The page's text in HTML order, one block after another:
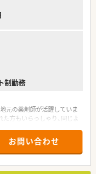
制勤務
元の薬剤師が活躍していま
方もいらっしゃり、同じよ
地域かつ、雪深い鶴岡の地
け渡しを考え、どちらもド
お問い合わせ